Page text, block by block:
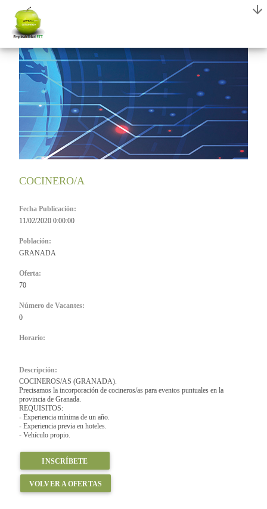
COCINERO/A
Fecha Publicación:
11/02/2020 0:00:00
Población:
GRANADA
Oferta:
70
Número de Vacantes:
0
Horario:
Descripción:
COCINEROS/AS (GRANADA).
Precisamos la incorporación de cocineros/as para eventos puntuales en la
provincia de Granada.
REQUISITOS:
- Experiencia mínima de un año.
- Experiencia previa en hoteles.
- Vehículo propio.
INSCRÍBETE
VOLVER A OFERTAS